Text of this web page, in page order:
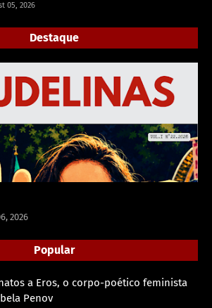
05, 2026
Destaque
2026
Popular
a Eros, o corpo-poético feminista
Penov